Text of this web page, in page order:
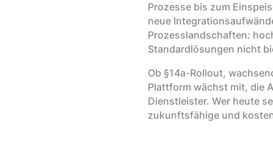
Prozesse bis zum
neue
Prozesslandschaften:
Standardlösungen nicht
Ob §14a-Rollout,
Plattform wächst mit, die
Dienstleister. Wer heute
zukunftsfähige und